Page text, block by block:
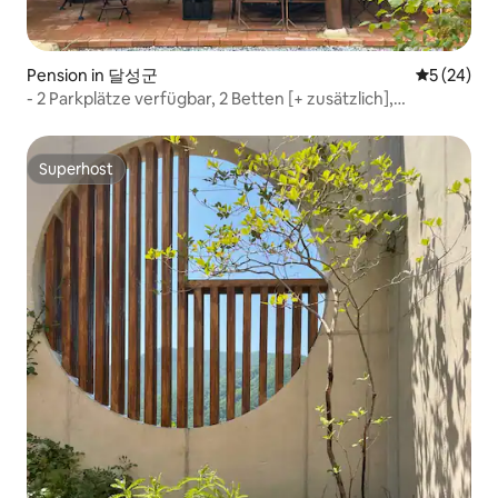
Pension in 달성군
5 (24)
- 2 Parkplätze verfügbar, 2 Betten [+ zusätzlich],
Spielekonsole
Superhost
Superhost